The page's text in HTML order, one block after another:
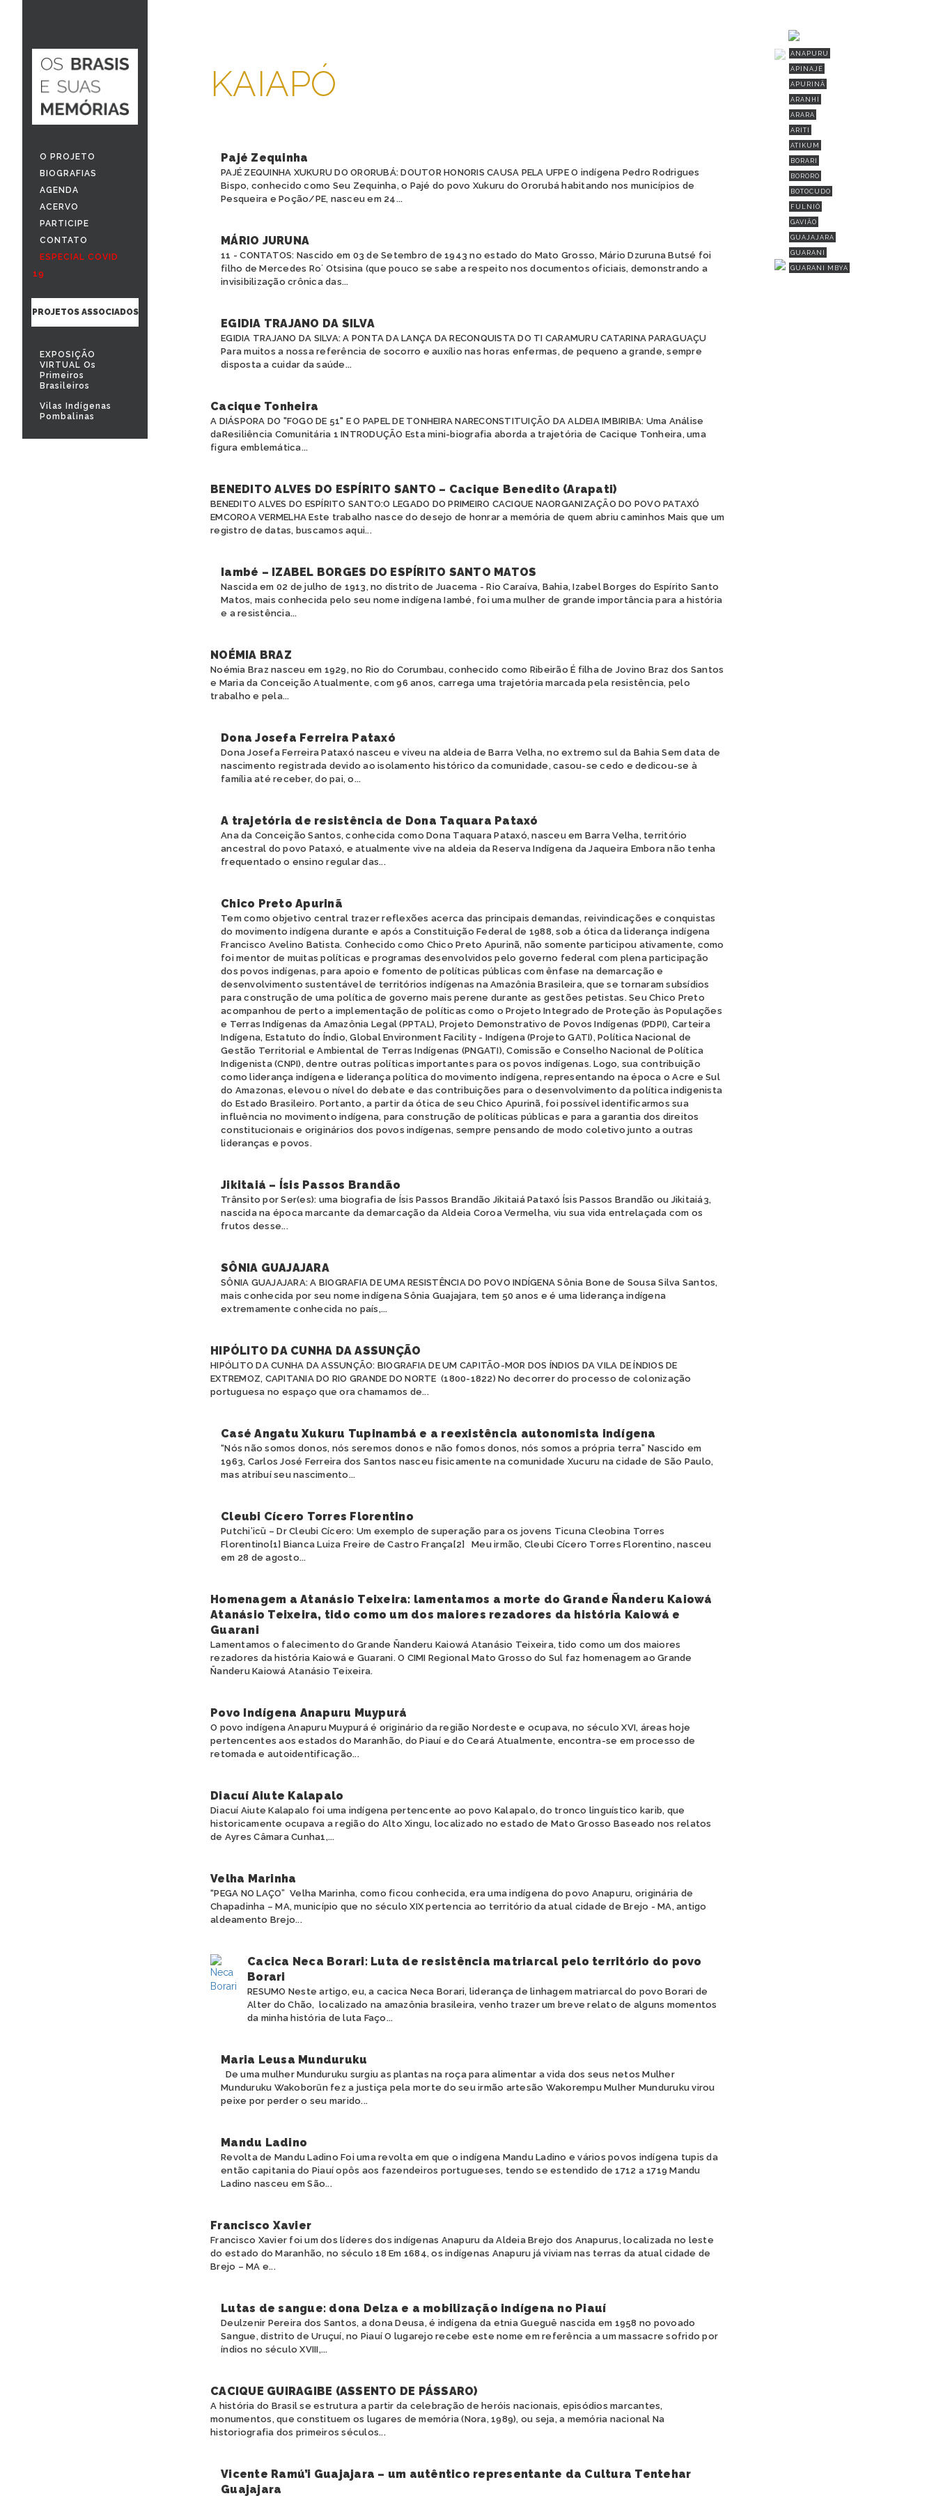
O PROJETO
BIOGRAFIAS
AGENDA
ACERVO
PARTICIPE
CONTATO
ESPECIAL COVID
19
PROJETOS ASSOCIADOS
EXPOSIÇÃO
VIRTUAL Os
Primeiros
Brasileiros
Vilas Indígenas
Pombalinas
ANAPURU
APINAJÉ
APURINÃ
ARANHÍ
ARARA
ARITI
ATIKUM
BORARI
BORORO
BOTOCUDO
FULNIÔ
GAVIÃO
GUAJAJARA
GUARANI
GUARANI MBYA
KAIAPÓ
Pajé Zequinha
PAJÉ ZEQUINHA XUKURU DO ORORUBÁ: DOUTOR HONORIS CAUSA PELA UFPE O indígena Pedro Rodrigues
Bispo, conhecido como Seu Zequinha, o Pajé do povo Xukuru do Ororubá habitando nos municípios de
Pesqueira e Poção/PE, nasceu em 24...
MÁRIO JURUNA
11 - CONTATOS: Nascido em 03 de Setembro de 1943 no estado do Mato Grosso, Mário Dzuruna Butsé foi
filho de Mercedes Ro´ Otsisina (que pouco se sabe a respeito nos documentos oficiais, demonstrando a
invisibilização crônica das...
EGIDIA TRAJANO DA SILVA
EGIDIA TRAJANO DA SILVA: A PONTA DA LANÇA DA RECONQUISTA DO TI CARAMURU CATARINA PARAGUAÇU
Para muitos a nossa referência de socorro e auxílio nas horas enfermas, de pequeno a grande, sempre
disposta a cuidar da saúde...
Cacique Tonheira
A DIÁSPORA DO "FOGO DE 51" E O PAPEL DE TONHEIRA NARECONSTITUIÇÃO DA ALDEIA IMBIRIBA: Uma Análise
daResiliência Comunitária 1 INTRODUÇÃO Esta mini-biografia aborda a trajetória de Cacique Tonheira, uma
figura emblemática...
BENEDITO ALVES DO ESPÍRITO SANTO – Cacique Benedito (Arapati)
BENEDITO ALVES DO ESPÍRITO SANTO:O LEGADO DO PRIMEIRO CACIQUE NAORGANIZAÇÃO DO POVO PATAXÓ
EMCOROA VERMELHA Este trabalho nasce do desejo de honrar a memória de quem abriu caminhos Mais que um
registro de datas, buscamos aqui...
Iambé – IZABEL BORGES DO ESPÍRITO SANTO MATOS
Nascida em 02 de julho de 1913, no distrito de Juacema - Rio Caraíva, Bahia, Izabel Borges do Espírito Santo
Matos, mais conhecida pelo seu nome indígena Iambé, foi uma mulher de grande importância para a história
e a resistência...
NOÉMIA BRAZ
Noémia Braz nasceu em 1929, no Rio do Corumbau, conhecido como Ribeirão É filha de Jovino Braz dos Santos
e Maria da Conceição Atualmente, com 96 anos, carrega uma trajetória marcada pela resistência, pelo
trabalho e pela...
Dona Josefa Ferreira Pataxó
Dona Josefa Ferreira Pataxó nasceu e viveu na aldeia de Barra Velha, no extremo sul da Bahia Sem data de
nascimento registrada devido ao isolamento histórico da comunidade, casou-se cedo e dedicou-se à
família até receber, do pai, o...
A trajetória de resistência de Dona Taquara Pataxó
Ana da Conceição Santos, conhecida como Dona Taquara Pataxó, nasceu em Barra Velha, território
ancestral do povo Pataxó, e atualmente vive na aldeia da Reserva Indígena da Jaqueira Embora não tenha
frequentado o ensino regular das...
Chico Preto Apurinã
Tem como objetivo central trazer reflexões acerca das principais demandas, reivindicações e conquistas
do movimento indígena durante e após a Constituição Federal de 1988, sob a ótica da liderança indígena
Francisco Avelino Batista. Conhecido como Chico Preto Apurinã, não somente participou ativamente, como
foi mentor de muitas políticas e programas desenvolvidos pelo governo federal com plena participação
dos povos indígenas, para apoio e fomento de políticas públicas com ênfase na demarcação e
desenvolvimento sustentável de territórios indígenas na Amazônia Brasileira, que se tornaram subsídios
para construção de uma política de governo mais perene durante as gestões petistas. Seu Chico Preto
acompanhou de perto a implementação de políticas como o Projeto Integrado de Proteção às Populações
e Terras Indígenas da Amazônia Legal (PPTAL), Projeto Demonstrativo de Povos Indígenas (PDPI), Carteira
Indígena, Estatuto do Índio, Global Environment Facility - Indígena (Projeto GATI), Política Nacional de
Gestão Territorial e Ambiental de Terras Indígenas (PNGATI), Comissão e Conselho Nacional de Política
Indigenista (CNPI), dentre outras políticas importantes para os povos indígenas. Logo, sua contribuição
como liderança indígena e liderança política do movimento indígena, representando na época o Acre e Sul
do Amazonas, elevou o nível do debate e das contribuições para o desenvolvimento da política indigenista
do Estado Brasileiro. Portanto, a partir da ótica de seu Chico Apurinã, foi possível identificarmos sua
influência no movimento indígena, para construção de políticas públicas e para a garantia dos direitos
constitucionais e originários dos povos indígenas, sempre pensando de modo coletivo junto a outras
lideranças e povos.
Jikitaiá – Ísis Passos Brandão
Trânsito por Ser(es): uma biografia de Ísis Passos Brandão Jikitaiá Pataxó Ísis Passos Brandão ou Jikitaiá3,
nascida na época marcante da demarcação da Aldeia Coroa Vermelha, viu sua vida entrelaçada com os
frutos desse...
SÔNIA GUAJAJARA
SÔNIA GUAJAJARA: A BIOGRAFIA DE UMA RESISTÊNCIA DO POVO INDÍGENA Sônia Bone de Sousa Silva Santos,
mais conhecida por seu nome indígena Sônia Guajajara, tem 50 anos e é uma liderança indígena
extremamente conhecida no país,...
HIPÓLITO DA CUNHA DA ASSUNÇÃO
HIPÓLITO DA CUNHA DA ASSUNÇÃO: BIOGRAFIA DE UM CAPITÃO-MOR DOS ÍNDIOS DA VILA DE ÍNDIOS DE
EXTREMOZ, CAPITANIA DO RIO GRANDE DO NORTE (1800-1822) No decorrer do processo de colonização
portuguesa no espaço que ora chamamos de...
Casé Angatu Xukuru Tupinambá e a reexistência autonomista indígena
“Nós não somos donos, nós seremos donos e não fomos donos, nós somos a própria terra” Nascido em
1963, Carlos José Ferreira dos Santos nasceu fisicamente na comunidade Xucuru na cidade de São Paulo,
mas atribuí seu nascimento...
Cleubi Cícero Torres Florentino
Putchi’icü – Dr Cleubi Cícero: Um exemplo de superação para os jovens Ticuna Cleobina Torres
Florentino[1] Bianca Luiza Freire de Castro França[2] Meu irmão, Cleubi Cícero Torres Florentino, nasceu
em 28 de agosto...
Homenagem a Atanásio Teixeira: lamentamos a morte do Grande Ñanderu Kaiowá
Atanásio Teixeira, tido como um dos maiores rezadores da história Kaiowá e
Guarani
Lamentamos o falecimento do Grande Ñanderu Kaiowá Atanásio Teixeira, tido como um dos maiores
rezadores da história Kaiowá e Guarani. O CIMI Regional Mato Grosso do Sul faz homenagem ao Grande
Ñanderu Kaiowá Atanásio Teixeira.
Povo Indígena Anapuru Muypurá
O povo indígena Anapuru Muypurá é originário da região Nordeste e ocupava, no século XVI, áreas hoje
pertencentes aos estados do Maranhão, do Piauí e do Ceará Atualmente, encontra-se em processo de
retomada e autoidentificação...
Diacuí Aiute Kalapalo
Diacuí Aiute Kalapalo foi uma indígena pertencente ao povo Kalapalo, do tronco linguístico karib, que
historicamente ocupava a região do Alto Xingu, localizado no estado de Mato Grosso Baseado nos relatos
de Ayres Câmara Cunha1,...
Velha Marinha
“PEGA NO LAÇO” Velha Marinha, como ficou conhecida, era uma indígena do povo Anapuru, originária de
Chapadinha – MA, município que no século XIX pertencia ao território da atual cidade de Brejo - MA, antigo
aldeamento Brejo...
Cacica Neca Borari: Luta de resistência matriarcal pelo território do povo
Borari
RESUMO Neste artigo, eu, a cacica Neca Borari, liderança de linhagem matriarcal do povo Borari de
Alter do Chão, localizado na amazônia brasileira, venho trazer um breve relato de alguns momentos
da minha história de luta Faço...
Maria Leusa Munduruku
De uma mulher Munduruku surgiu as plantas na roça para alimentar a vida dos seus netos Mulher
Munduruku Wakoborũn fez a justiça pela morte do seu irmão artesão Wakorempu Mulher Munduruku virou
peixe por perder o seu marido...
Mandu Ladino
Revolta de Mandu Ladino Foi uma revolta em que o indígena Mandu Ladino e vários povos indígena tupis da
então capitania do Piauí opôs aos fazendeiros portugueses, tendo se estendido de 1712 a 1719 Mandu
Ladino nasceu em São...
Francisco Xavier
Francisco Xavier foi um dos líderes dos indígenas Anapuru da Aldeia Brejo dos Anapurus, localizada no leste
do estado do Maranhão, no século 18 Em 1684, os indígenas Anapuru já viviam nas terras da atual cidade de
Brejo – MA e...
Lutas de sangue: dona Delza e a mobilização indígena no Piauí
Deulzenir Pereira dos Santos, a dona Deusa, é indígena da etnia Gueguê nascida em 1958 no povoado
Sangue, distrito de Uruçuí, no Piauí O lugarejo recebe este nome em referência a um massacre sofrido por
índios no século XVIII,...
CACIQUE GUIRAGIBE (ASSENTO DE PÁSSARO)
A história do Brasil se estrutura a partir da celebração de heróis nacionais, episódios marcantes,
monumentos, que constituem os lugares de memória (Nora, 1989), ou seja, a memória nacional Na
historiografia dos primeiros séculos...
Vicente Ramú’i Guajajara – um autêntico representante da Cultura Tentehar
Guajajara